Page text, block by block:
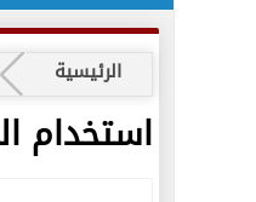
الرئيسية
استخدام